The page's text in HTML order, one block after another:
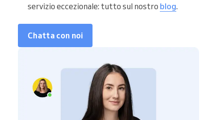
servizio eccezionale: tutto sul nostro blog.
Chatta con noi